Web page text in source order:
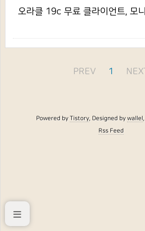
오라클 19c 무료 클라이언트, 모
PREV 1
Powered byTistory, Designed bywallel
Rss Feed